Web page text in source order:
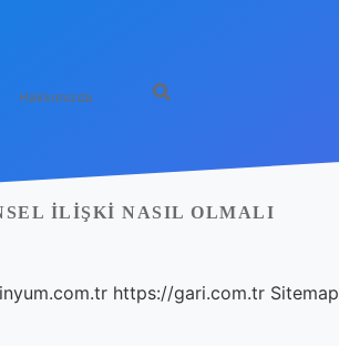
Hakkımızda
ILIŞKI NASIL OLMALI
https://gari.com.tr Sitemap